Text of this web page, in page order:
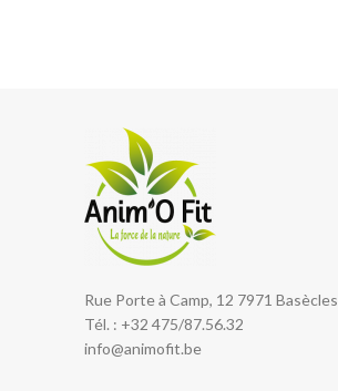
Rue Porte à Camp, 12 7971 Basècles
Tél. : +32 475/87.56.32
info@animofit.be